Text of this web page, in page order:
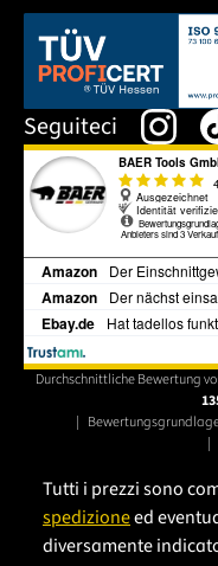
Dieser Link öffnet sich
Seguiteci
Durchschnittliche Bewertung
|
|
Tutti i prezzi sono
spedizioneed
diversamente